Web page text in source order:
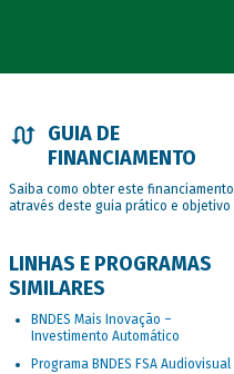
GUIA DE
FINANCIAMENTO
Saiba como obter este financiamento
através deste guia prático e objetivo
LINHAS E PROGRAMAS
SIMILARES
BNDES Mais Inovação –
Investimento Automático
Programa BNDES FSA Audiovisual